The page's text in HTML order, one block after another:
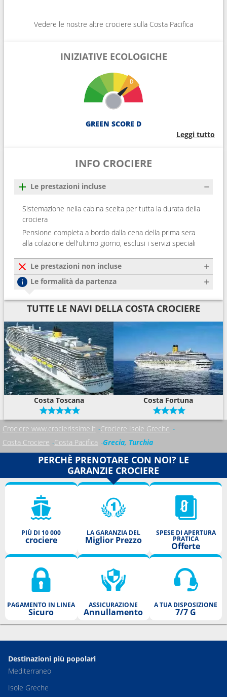
Vedere le nostre altre crociere sulla Costa Pacifica
INIZIATIVE ECOLOGICHE
GREEN SCORE D
Leggi tutto
INFO CROCIERE
Le prestazioni incluse
Sistemazione nella cabina scelta per tutta la durata della
crociera
Pensione completa a bordo dalla cena della prima sera
alla colazione dell'ultimo giorno, esclusi i servizi speciali
Le prestazioni non incluse
Le formalità da partenza
TUTTE LE NAVI DELLA COSTA CROCIERE
Costa Toscana Costa Fortuna
Crociere www.crocierissime.it Crociere Isole Greche
Costa Crociere Costa Pacifica Grecia, Turchia
PERCHÈ PRENOTARE CON NOI? LE
GARANZIE CROCIERE
PIÙ DI 10 000
crociere
LA GARANZIA DEL
Miglior Prezzo
SPESE DI APERTURA
PRATICA
Offerte
PAGAMENTO IN LINEA
Sicuro
ASSICURAZIONE
Annullamento
A TUA DISPOSIZIONE
7/7 G
Destinazioni più popolari
Mediterraneo
Isole Greche